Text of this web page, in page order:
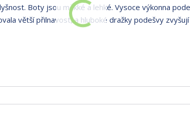
Boty jsou měkké a lehké. Vysoce výkonna
větší přilnavost, a hluboké dražky podešvy